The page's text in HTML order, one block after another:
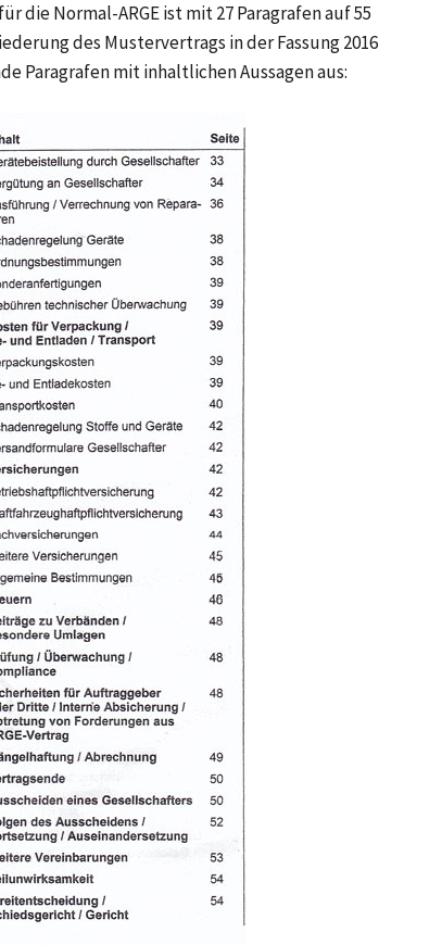
die Normal-ARGE ist mit 27 Paragrafen auf 55
des Mustervertrags in der Fassung 2016
Paragrafen mit inhaltlichen Aussagen aus: